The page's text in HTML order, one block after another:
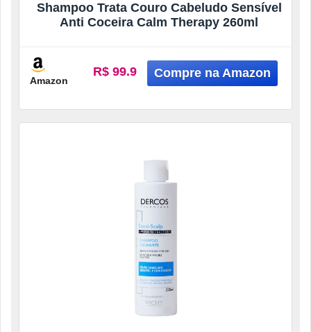
Shampoo Trata Couro Cabeludo Sensível
Anti Coceira Calm Therapy 260ml
Amazon
R$ 99.9